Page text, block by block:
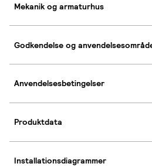
Mekanik og armaturhus
Godkendelse og
Anvendelsesbetingelser
Produktdata
Installationsdiagrammer